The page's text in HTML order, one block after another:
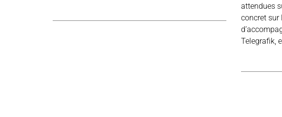
attendues
concret sur
Telegrafik,